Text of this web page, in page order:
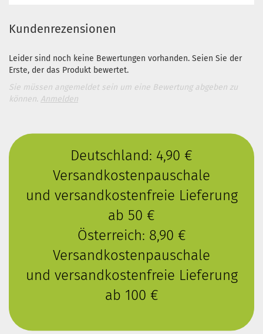
Kundenrezensionen
Leider sind noch keine Bewertungen vorhanden. Seien Sie der
Erste, der das Produkt bewertet.
Sie müssen angemeldet sein um eine Bewertung abgeben zu
können. Anmelden
Deutschland: 4,90 €
Versandkostenpauschale
und versandkostenfreie Lieferung
ab 50 €
Österreich: 8,90 €
Versandkostenpauschale
und versandkostenfreie Lieferung
ab 100 €